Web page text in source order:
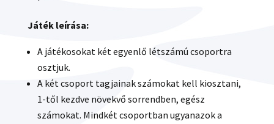
Játék leírása:
A játékosokat két egyenlő létszámú csoportra
osztjuk.
A két csoport tagjainak számokat kell kiosztani,
1-től kezdve növekvő sorrendben, egész
számokat. Mindkét csoportban ugyanazok a